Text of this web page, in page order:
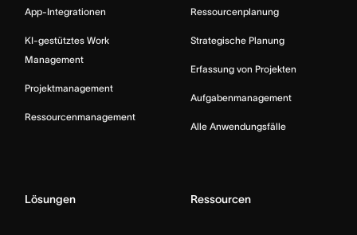
App-Integrationen
KI-gestütztes Work
Management
Projektmanagement
Ressourcenmanagement
Ressourcenplanung
Strategische Planung
Erfassung von Projekten
Aufgabenmanagement
Alle Anwendungsfälle
Lösungen Ressourcen